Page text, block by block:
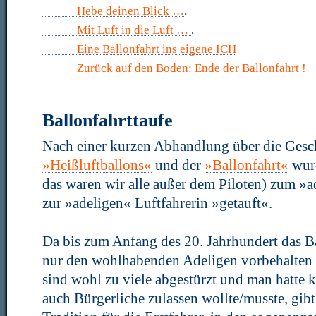
Hebe deinen Blick …,
Mit Luft in die Luft … ,
Eine Ballonfahrt ins eigene ICH
Zurück auf den Boden: Ende der Ballonfahrt !
Ballonfahrttaufe
Nach einer kurzen Abhandlung über die
»Heißluftballons« und der »Ballonfahrt«
das waren wir alle außer dem Piloten) zum
zur »adeligen« Luftfahrerin »getauft«.
Da bis zum Anfang des 20. Jahrhundert das
nur den wohlhabenden Adeligen vorbehalten
sind wohl zu viele abgestürzt und man hatte
auch Bürgerliche zulassen wollte/musste,